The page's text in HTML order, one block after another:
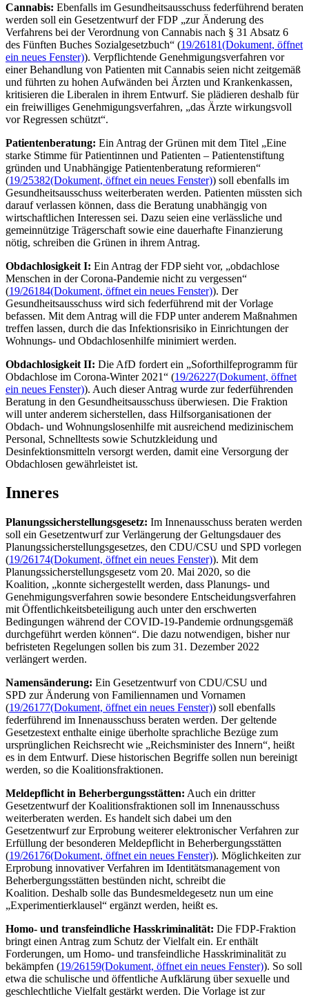
Cannabis: Ebenfalls im Gesundheitsausschuss federführend beraten
werden soll ein Gesetzentwurf der FDP „zur Änderung des
Verfahrens bei der Verordnung von Cannabis nach § 31 Absatz 6
des Fünften Buches Sozialgesetzbuch“ (19/26181(Dokument, öffnet
ein neues Fenster)). Verpflichtende Genehmigungsverfahren vor
einer Behandlung von Patienten mit Cannabis seien nicht zeitgemäß
und führten zu hohen Aufwänden bei Ärzten und Krankenkassen,
kritisieren die Liberalen in ihrem Entwurf. Sie plädieren deshalb für
ein freiwilliges Genehmigungsverfahren, „das Ärzte wirkungsvoll
vor Regressen schützt“.
Patientenberatung: Ein Antrag der Grünen mit dem Titel „Eine
starke Stimme für Patientinnen und Patienten – Patientenstiftung
gründen und Unabhängige Patientenberatung reformieren“
(19/25382(Dokument, öffnet ein neues Fenster)) soll ebenfalls im
Gesundheitsausschuss weiterberaten werden. Patienten müssten sich
darauf verlassen können, dass die Beratung unabhängig von
wirtschaftlichen Interessen sei. Dazu seien eine verlässliche und
gemeinnützige Trägerschaft sowie eine dauerhafte Finanzierung
nötig, schreiben die Grünen in ihrem Antrag.
Obdachlosigkeit I: Ein Antrag der FDP sieht vor, „obdachlose
Menschen in der Corona-Pandemie nicht zu vergessen“
(19/26184(Dokument, öffnet ein neues Fenster)). Der
Gesundheitsausschuss wird sich federführend mit der Vorlage
befassen. Mit dem Antrag will die FDP unter anderem Maßnahmen
treffen lassen, durch die das Infektionsrisiko in Einrichtungen der
Wohnungs- und Obdachlosenhilfe minimiert werden.
Obdachlosigkeit II: Die AfD fordert ein „Soforthilfeprogramm für
Obdachlose im Corona-Winter 2021“ (19/26227(Dokument, öffnet
ein neues Fenster)). Auch dieser Antrag wurde zur federführenden
Beratung in den Gesundheitsausschuss überwiesen. Die Fraktion
will unter anderem sicherstellen, dass Hilfsorganisationen der
Obdach- und Wohnungslosenhilfe mit ausreichend medizinischem
Personal, Schnelltests sowie Schutzkleidung und
Desinfektionsmitteln versorgt werden, damit eine Versorgung der
Obdachlosen gewährleistet ist.
Inneres
Planungssicherstellungsgesetz: Im Innenausschuss beraten werden
soll ein Gesetzentwurf zur Verlängerung der Geltungsdauer des
Planungssicherstellungsgesetzes, den CDU/CSU und SPD vorlegen
(19/26174(Dokument, öffnet ein neues Fenster)). Mit dem
Planungssicherstellungsgesetz vom 20. Mai 2020, so die
Koalition, „konnte sichergestellt werden, dass Planungs- und
Genehmigungsverfahren sowie besondere Entscheidungsverfahren
mit Öffentlichkeitsbeteiligung auch unter den erschwerten
Bedingungen während der COVID-19-Pandemie ordnungsgemäß
durchgeführt werden können“. Die dazu notwendigen, bisher nur
befristeten Regelungen sollen bis zum 31. Dezember 2022
verlängert werden.
Namensänderung: Ein Gesetzentwurf von CDU/CSU und
SPD zur Änderung von Familiennamen und Vornamen
(19/26177(Dokument, öffnet ein neues Fenster)) soll ebenfalls
federführend im Innenausschuss beraten werden. Der geltende
Gesetzestext enthalte einige überholte sprachliche Bezüge zum
ursprünglichen Reichsrecht wie „Reichsminister des Innern“, heißt
es in dem Entwurf. Diese historischen Begriffe sollen nun bereinigt
werden, so die Koalitionsfraktionen.
Meldepflicht in Beherbergungsstätten: Auch ein dritter
Gesetzentwurf der Koalitionsfraktionen soll im Innenausschuss
weiterberaten werden. Es handelt sich dabei um den
Gesetzentwurf zur Erprobung weiterer elektronischer Verfahren zur
Erfüllung der besonderen Meldepflicht in Beherbergungsstätten
(19/26176(Dokument, öffnet ein neues Fenster)). Möglichkeiten zur
Erprobung innovativer Verfahren im Identitätsmanagement von
Beherbergungsstätten bestünden nicht, schreibt die
Koalition. Deshalb solle das Bundesmeldegesetz nun um eine
„Experimentierklausel“ ergänzt werden, heißt es.
Homo- und transfeindliche Hasskriminalität: Die FDP-Fraktion
bringt einen Antrag zum Schutz der Vielfalt ein. Er enthält
Forderungen, um Homo- und transfeindliche Hasskriminalität zu
bekämpfen (19/26159(Dokument, öffnet ein neues Fenster)). So soll
etwa die schulische und öffentliche Aufklärung über sexuelle und
geschlechtliche Vielfalt gestärkt werden. Die Vorlage ist zur